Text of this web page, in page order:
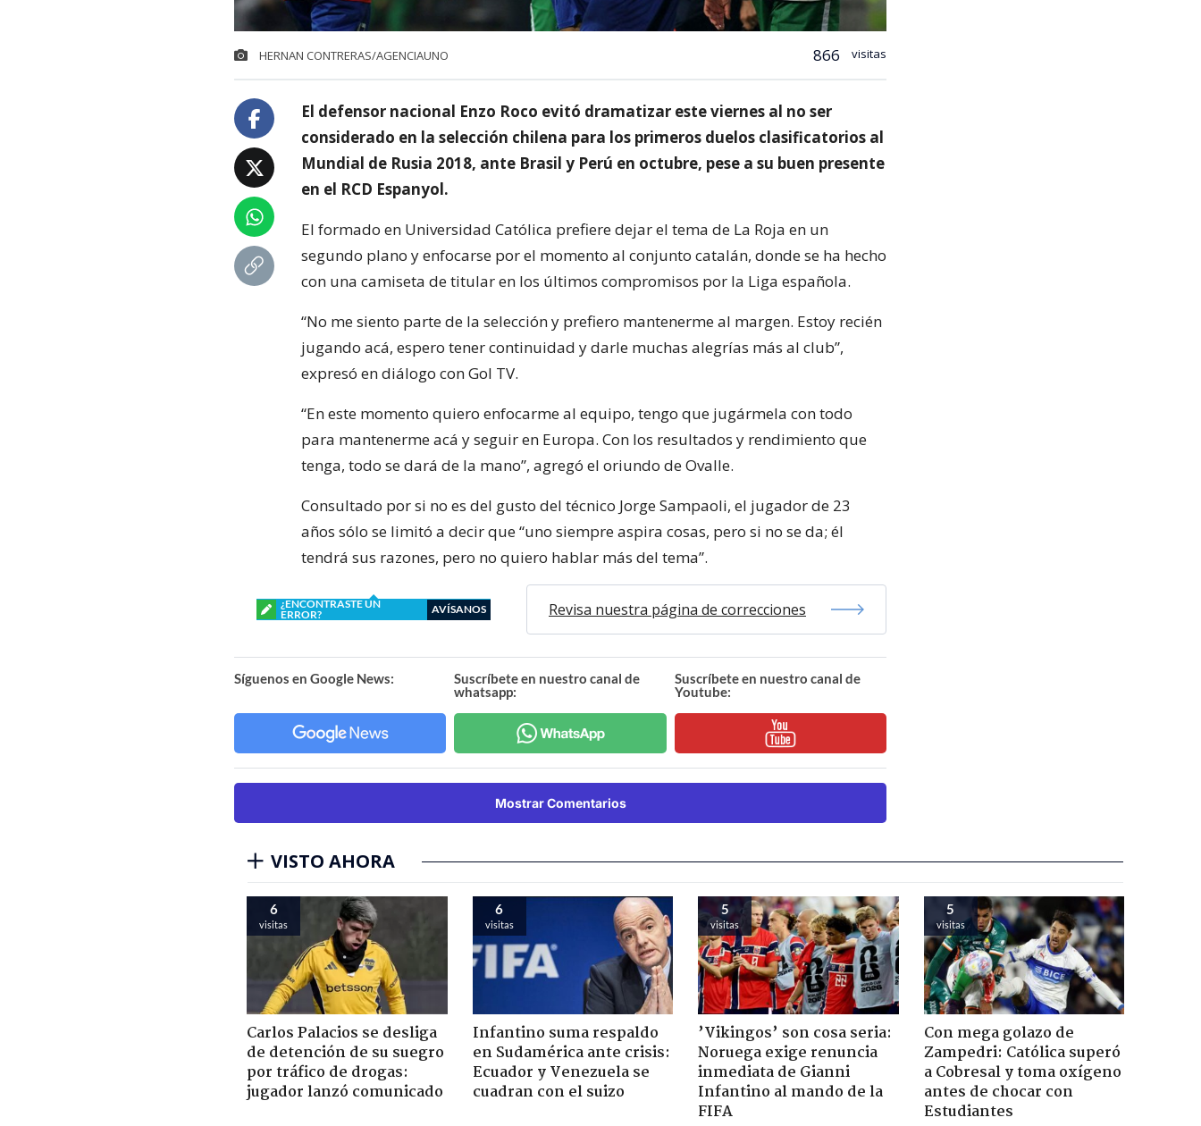
HERNAN CONTRERAS/AGENCIAUNO 866 visitas
El defensor nacional Enzo Roco evitó dramatizar este viernes al no ser
considerado en la selección chilena para los primeros duelos clasificatorios al
Mundial de Rusia 2018, ante Brasil y Perú en octubre, pese a su buen presente
en el RCD Espanyol.
El formado en Universidad Católica prefiere dejar el tema de La Roja en un
segundo plano y enfocarse por el momento al conjunto catalán, donde se ha hecho
con una camiseta de titular en los últimos compromisos por la Liga española.
“No me siento parte de la selección y prefiero mantenerme al margen. Estoy recién
jugando acá, espero tener continuidad y darle muchas alegrías más al club”,
expresó en diálogo con Gol TV.
“En este momento quiero enfocarme al equipo, tengo que jugármela con todo
para mantenerme acá y seguir en Europa. Con los resultados y rendimiento que
tenga, todo se dará de la mano”, agregó el oriundo de Ovalle.
Consultado por si no es del gusto del técnico Jorge Sampaoli, el jugador de 23
años sólo se limitó a decir que “uno siempre aspira cosas, pero si no se da; él
tendrá sus razones, pero no quiero hablar más del tema”.
¿ENCONTRASTE UN
ERROR?
AVÍSANOS Revisa nuestra página de correcciones
Síguenos en Google News:
Suscríbete en nuestro canal de
whatsapp:
Suscríbete en nuestro canal de
Youtube:
Mostrar Comentarios
VISTO AHORA
6
visitas
Carlos Palacios se desliga
de detención de su suegro
por tráfico de drogas:
jugador lanzó comunicado
6
visitas
Infantino suma respaldo
en Sudamérica ante crisis:
Ecuador y Venezuela se
cuadran con el suizo
5
visitas
’Vikingos’ son cosa seria:
Noruega exige renuncia
inmediata de Gianni
Infantino al mando de la
FIFA
5
visitas
Con mega golazo de
Zampedri: Católica superó
a Cobresal y toma oxígeno
antes de chocar con
Estudiantes